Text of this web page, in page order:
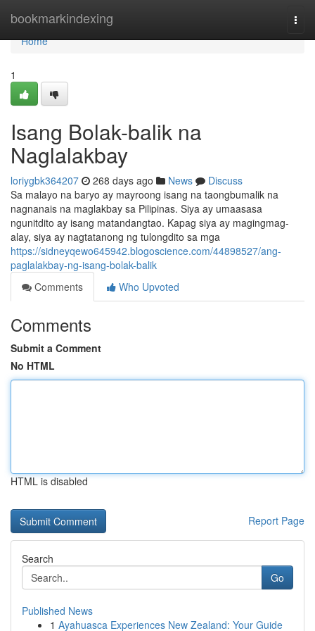
bookmarkindexing
Home
Home
1
Isang Bolak-balik na
Naglalakbay
loriygbk364207 268 days ago News
Discuss
Sa malayo na baryo ay mayroong isang na taongbumalik na
nagnanais na maglakbay sa Pilipinas. Siya ay umaasasa
ngunitdito ay isang matandangtao. Kapag siya ay magingmag-
alay, siya ay nagtatanong ng tulongdito sa mga
https://sidneyqewo645942.blogoscience.com/44898527/ang-
paglalakbay-ng-isang-bolak-balik
Comments
Who Upvoted
Comments
Submit a Comment
No HTML
HTML is disabled
Report Page
Search
Go
Published News
1 Ayahuasca Experiences New Zealand: Your Guide